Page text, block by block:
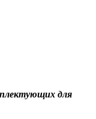
для